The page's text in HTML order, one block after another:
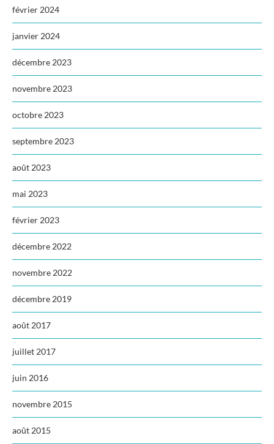
février 2024
janvier 2024
décembre 2023
novembre 2023
octobre 2023
septembre 2023
août 2023
mai 2023
février 2023
décembre 2022
novembre 2022
décembre 2019
août 2017
juillet 2017
juin 2016
novembre 2015
août 2015